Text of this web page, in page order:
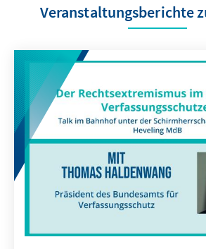
Veranstaltungsberichte